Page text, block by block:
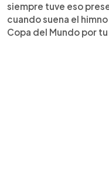
siempre tuve eso
cuando suena el
Copa del Mundo por